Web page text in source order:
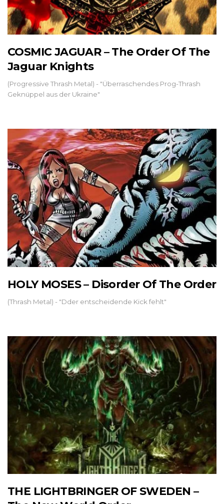
COSMIC JAGUAR – The Order Of The
Jaguar Knights
(Progressive Thrash Metal) - "Überraschendes Prog-Thrash
Geknüppel aus der Ukraine"
HOLY MOSES – Disorder Of The Order
(Thrash Metal) - "Dder entscheidende Kick fehlt"
THE LIGHTBRINGER OF SWEDEN –